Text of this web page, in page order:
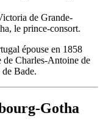
de Grande-
le prince-consort.
épouse en 1858
Charles-Antoine de
Bade.
Gotha